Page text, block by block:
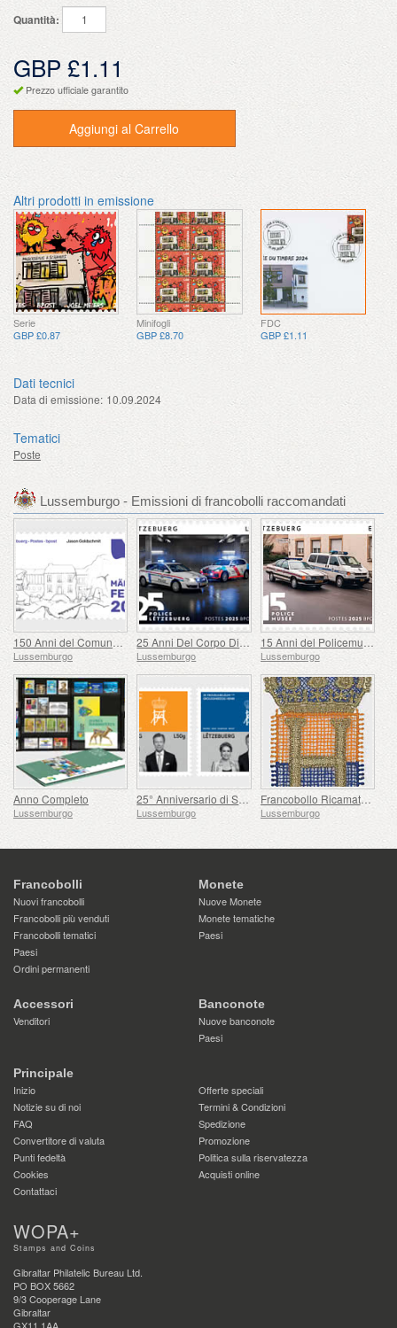
Quantità:
GBP £1.11
Prezzo ufficiale garantito
Aggiungi al Carrello
Altri prodotti in emissione
Serie
GBP £0.87
Minifogli
GBP £8.70
FDC
GBP £1.11
Dati tecnici
Data di emissione: 10.09.2024
Tematici
Poste
Lussemburgo - Emissioni di francobolli raccomandati
150 Anni del Comune di Mertzig
Lussemburgo
25 Anni Del Corpo Di Polizia Granducale
Lussemburgo
15 Anni del Policemusée
Lussemburgo
Anno Completo
Lussemburgo
25° Anniversario di Sua Altezza Reale il Granduca
Lussemburgo
Francobollo Ricamato - Ascesa al Trono di Henri
Lussemburgo
Francobolli
Nuovi francobolli
Francobolli più venduti
Francobolli tematici
Paesi
Ordini permanenti
Monete
Nuove Monete
Monete tematiche
Paesi
Accessori
Venditori
Banconote
Nuove banconote
Paesi
Principale
Inizio
Offerte speciali
Notizie su di noi
Termini & Condizioni
FAQ
Spedizione
Convertitore di valuta
Promozione
Punti fedeltà
Politica sulla riservatezza
Cookies
Acquisti online
Contattaci
WOPA+
Stamps and Coins
Gibraltar Philatelic Bureau Ltd.
PO BOX 5662
9/3 Cooperage Lane
Gibraltar
GX11 1AA